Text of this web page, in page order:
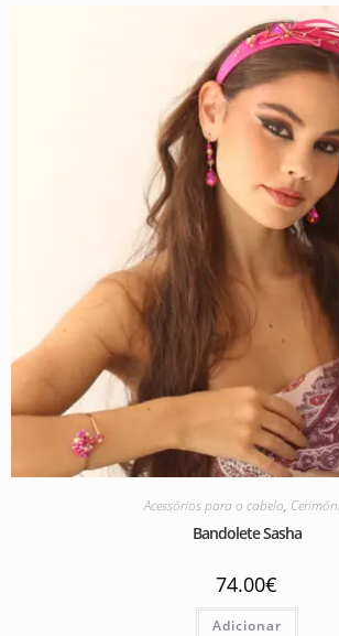
Acessórios para o cabelo,
Bandolete Sasha
74.00€
Adicionar